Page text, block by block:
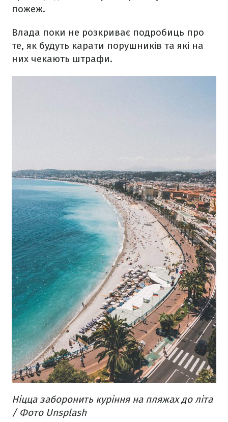
пожеж.
Влада поки не розкриває подробиць про
те, як будуть карати порушників та які на
них чекають штрафи.
Ніцца заборонить куріння на пляжах до літа
/ Фото Unsplash